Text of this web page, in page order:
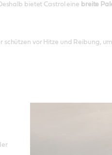
bietet Castrol eine breite
vor Hitze und Reibung,